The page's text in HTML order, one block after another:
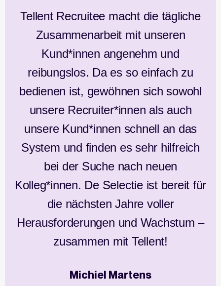
Tellent Recruitee macht die tägliche
Zusammenarbeit mit unseren
Kund*innen angenehm und
reibungslos. Da es so einfach zu
bedienen ist, gewöhnen sich sowohl
unsere Recruiter*innen als auch
unsere Kund*innen schnell an das
System und finden es sehr hilfreich
bei der Suche nach neuen
Kolleg*innen. De Selectie ist bereit für
die nächsten Jahre voller
Herausforderungen und Wachstum –
zusammen mit Tellent!
Michiel Martens